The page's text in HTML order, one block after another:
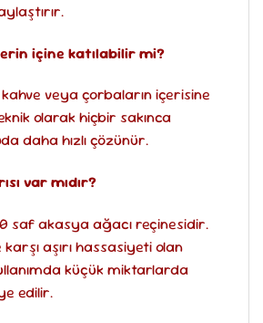
içine katılabilir mi?
kahve veya çorbaların içerisine
olarak hiçbir sakınca
daha hızlı çözünür.
var mıdır?
saf akasya ağacı reçinesidir.
aşırı hassasiyeti olan
küçük miktarlarda
edilir.